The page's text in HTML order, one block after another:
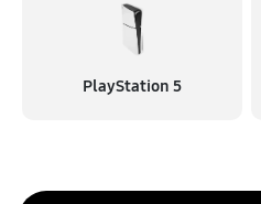
PlayStation 5